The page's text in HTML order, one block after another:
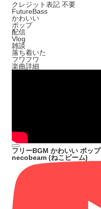
クレジット表記 不要
FutureBass
かわいい
ポップ
配信
Vlog
雑談
落ち着いた
フワフワ
楽曲詳細
フリーBGM かわいい ポッ
necobeam (ねこビーム)